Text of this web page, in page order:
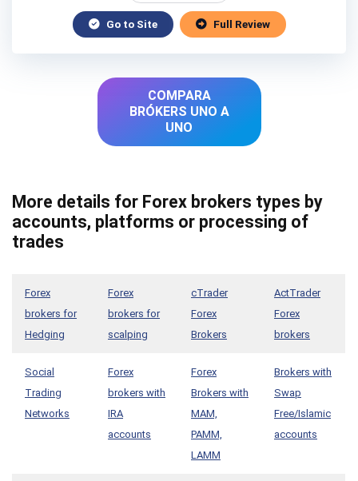
Go to Site Full Review
COMPARA
BRÓKERS UNO A
UNO
More details for Forex brokers types by
accounts, platforms or processing of
trades
Forex
brokers for
Hedging
Forex
brokers for
scalping
cTrader
Forex
Brokers
ActTrader
Forex
brokers
Social
Trading
Networks
Forex
brokers with
IRA
accounts
Forex
Brokers with
MAM,
PAMM,
LAMM
Brokers with
Swap
Free/Islamic
accounts